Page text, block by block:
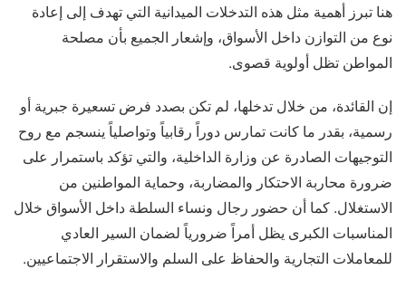
هنا تبرز أهمية مثل هذه التدخلات الميدانية التي تهدف إلى إعادة
نوع من التوازن داخل الأسواق، وإشعار الجميع بأن مصلحة
المواطن تظل أولوية قصوى.
إن القائدة، من خلال تدخلها، لم تكن بصدد فرض تسعيرة جبرية أو
رسمية، بقدر ما كانت تمارس دوراً رقابياً وتواصلياً ينسجم مع روح
التوجيهات الصادرة عن وزارة الداخلية، والتي تؤكد باستمرار على
ضرورة محاربة الاحتكار والمضاربة، وحماية المواطنين من
الاستغلال. كما أن حضور رجال ونساء السلطة داخل الأسواق خلال
المناسبات الكبرى يظل أمراً ضرورياً لضمان السير العادي
للمعاملات التجارية والحفاظ على السلم والاستقرار الاجتماعيين.